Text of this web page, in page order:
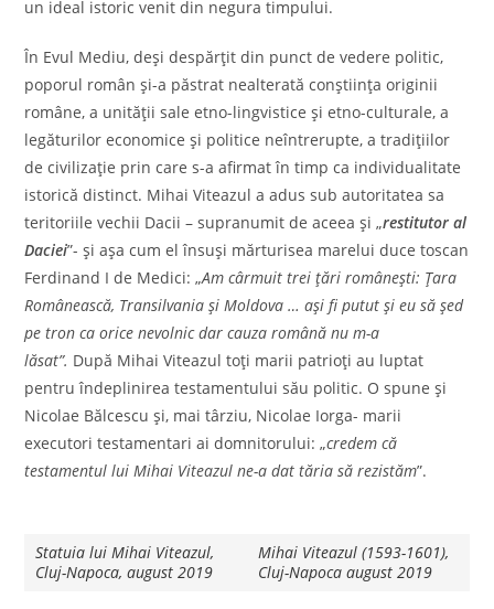
un ideal istoric venit din negura timpului.
În Evul Mediu, deşi despărţit din punct de vedere politic,
poporul român şi-a păstrat nealterată conştiinţa originii
române, a unităţii sale etno-lingvistice şi etno-culturale, a
legăturilor economice şi politice neîntrerupte, a tradiţiilor
de civilizaţie prin care s-a afirmat în timp ca individualitate
istorică distinct. Mihai Viteazul a adus sub autoritatea sa
teritoriile vechii Dacii – supranumit de aceea şi „restitutor al
Daciei”- şi aşa cum el însuşi mărturisea marelui duce toscan
Ferdinand I de Medici: „Am cârmuit trei ţări româneşti: Ţara
Românească, Transilvania şi Moldova … aşi fi putut şi eu să şed
pe tron ca orice nevolnic dar cauza română nu m-a
lăsat”. După Mihai Viteazul toţi marii patrioţi au luptat
pentru îndeplinirea testamentului său politic. O spune şi
Nicolae Bălcescu şi, mai târziu, Nicolae Iorga- marii
executori testamentari ai domnitorului: „credem că
testamentul lui Mihai Viteazul ne-a dat tăria să rezistăm”.
Statuia lui Mihai Viteazul,
Cluj-Napoca, august 2019
Mihai Viteazul (1593-1601),
Cluj-Napoca august 2019